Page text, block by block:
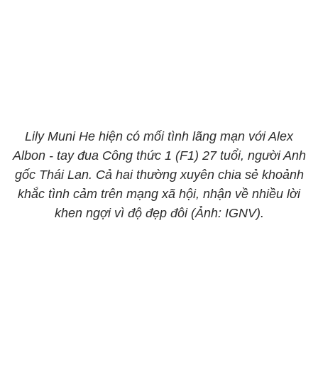
Lily Muni He hiện có mối tình lãng mạn với Alex
Albon - tay đua Công thức 1 (F1) 27 tuổi, người Anh
gốc Thái Lan. Cả hai thường xuyên chia sẻ khoảnh
khắc tình cảm trên mạng xã hội, nhận về nhiều lời
khen ngợi vì độ đẹp đôi (Ảnh: IGNV).